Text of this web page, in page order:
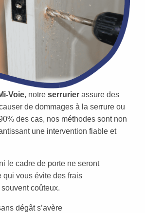
Voie, notre serrurier assure des
de dommages à la serrure ou
des cas, nos méthodes sont non
une intervention fiable et
le cadre de porte ne seront
qui vous évite des frais
coûteux.
dégât s’avère